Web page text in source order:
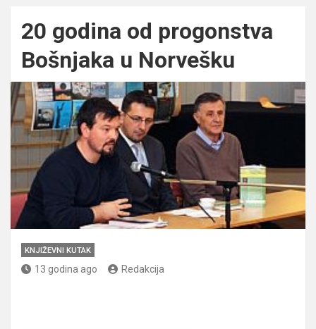
20 godina od progonstva
Bošnjaka u Norvešku
KNJIŽEVNI KUTAK
13 godina ago Redakcija